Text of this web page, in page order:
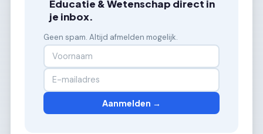
Educatie & Wetenschap direct in
je inbox.
Geen spam. Altijd afmelden mogelijk.
Aanmelden →